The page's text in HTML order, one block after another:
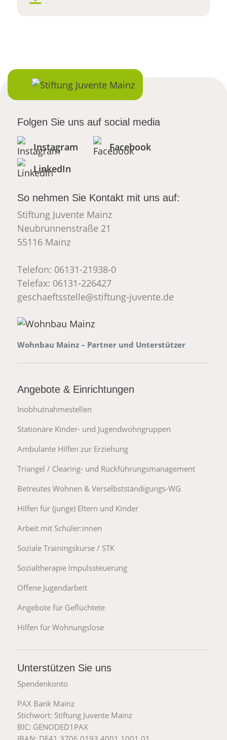
Folgen Sie uns auf social media
Instagram
Facebook
LinkedIn
So nehmen Sie Kontakt mit uns auf:
Stiftung Juvente Mainz
Neubrunnenstraße 21
55116 Mainz
Telefon: 06131-21938-0
Telefax: 06131-226427
geschaeftsstelle
_at_
stiftung-juvente.de
Wohnbau Mainz – Partner und Unterstützer
Angebote & Einrichtungen
Inobhutnahmestellen
Stationäre Kinder- und Jugendwohngruppen
Ambulante Hilfen zur Erziehung
Triangel / Clearing- und Rückführungsmanagement
Betreutes Wohnen & Verselbstständigungs-WG
Hilfen für (junge) Eltern und Kinder
Arbeit mit Schüler:innen
Soziale Trainingskurse / STK
Sozialtherapie Impulssteuerung
Offene Jugendarbeit
Angebote für Geflüchtete
Hilfen für Wohnungslose
Unterstützen Sie uns
Spendenkonto
PAX Bank Mainz
Stichwort: Stiftung Juvente Mainz
BIC: GENODED1PAX